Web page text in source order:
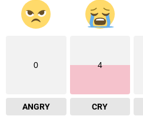
0
ANGRY
4
CRY